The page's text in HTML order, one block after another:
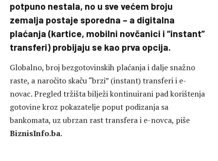
potpuno nestala, no u sve većem broju
zemalja postaje sporedna – a digitalna
plaćanja (kartice, mobilni novčanici i “instant”
transferi) probijaju se kao prva opcija.
Globalno, broj bezgotovinskih plaćanja i dalje snažno
raste, a naročito skaču “brzi” (instant) transferi i e-
novac. Pregled tržišta bilježi kontinuirani pad korištenja
gotovine kroz pokazatelje poput podizanja sa
bankomata, uz ubrzan rast transfera i e-novca, piše
BiznisInfo.ba.